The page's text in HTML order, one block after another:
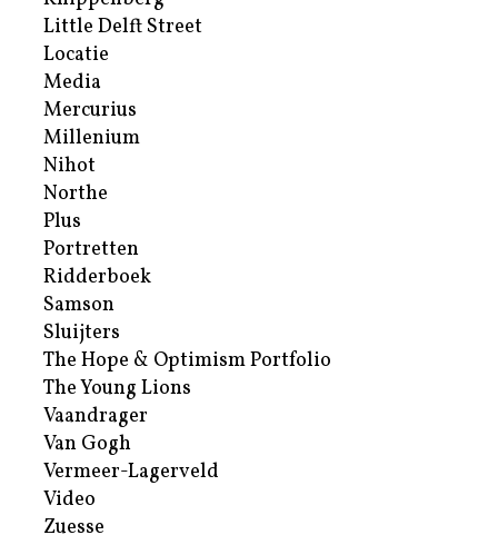
Little Delft Street
Locatie
Media
Mercurius
Millenium
Nihot
Northe
Plus
Portretten
Ridderboek
Samson
Sluijters
The Hope & Optimism Portfolio
The Young Lions
Vaandrager
Van Gogh
Vermeer-Lagerveld
Video
Zuesse